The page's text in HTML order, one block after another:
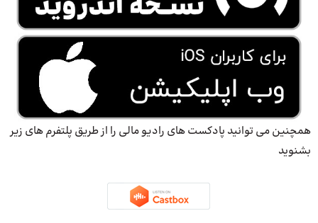
همچنین می توانید پادکست های رادیو مالی را از طریق پلتفرم های زیر
بشنوید